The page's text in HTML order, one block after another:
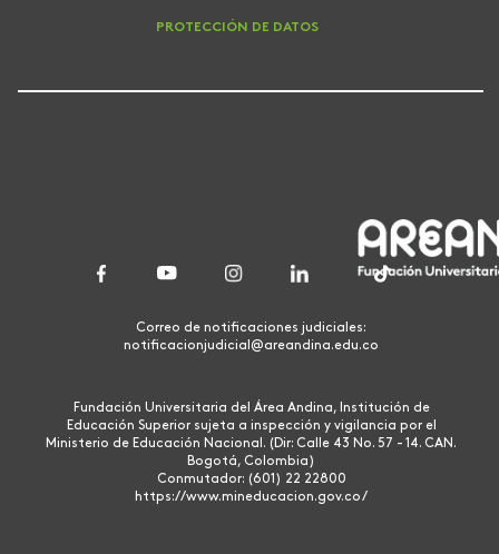
PROTECCIÓN DE DATOS
Correo de notificaciones judiciales:
notificacionjudicial@areandina.edu.co
Fundación Universitaria del Área Andina, Institución de
Educación Superior sujeta a inspección y vigilancia por el
Ministerio de Educación Nacional. (Dir: Calle 43 No. 57 - 14. CAN.
Bogotá, Colombia)
Conmutador: (601) 22 22800
https://www.mineducacion.gov.co/